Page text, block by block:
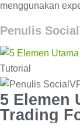
menggunakan
Penulis
Tutorial
5 Elemen
Trading